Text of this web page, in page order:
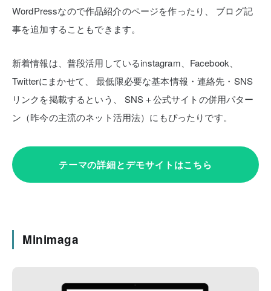
WordPressなので作品紹介のページを作ったり、
ブログ記
事を追加することもできます。
新着情報は、普段活用しているinstagram、Facebook、
Twitterにまかせて、
最低限必要な基本情報・連絡先・SNS
リンクを掲載するという、
SNS＋公式サイトの併用パター
ン（昨今の主流のネット活用法）にもぴったりです。
テーマの詳細とデモサイトはこちら
Minimaga